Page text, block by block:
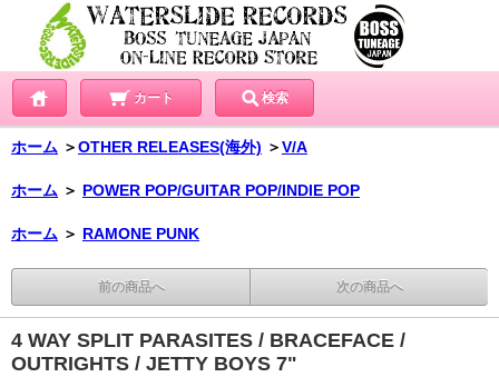
カート 検索
ホーム ＞OTHER RELEASES(海外) ＞V/A
ホーム ＞ POWER POP/GUITAR POP/INDIE POP
ホーム ＞ RAMONE PUNK
前の商品へ 次の商品へ
4 WAY SPLIT PARASITES / BRACEFACE /
OUTRIGHTS / JETTY BOYS 7"